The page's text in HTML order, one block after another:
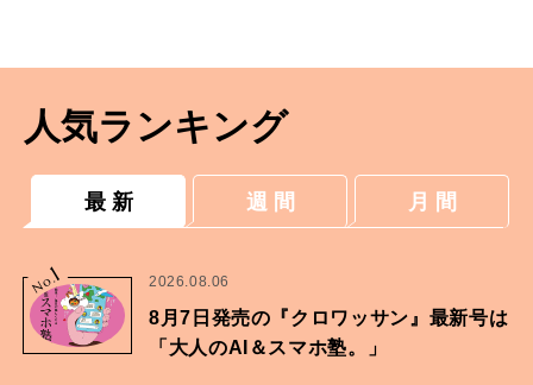
人気ランキング
最 新 週 間 月 間
No.
1 2026.08.06
8月7日発売の『クロワッサン』最新号は
「大人のAI＆スマホ塾。」